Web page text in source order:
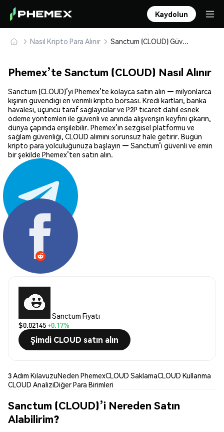
Kaydolun
Nasıl Kripto Para Alınır Sanctum (CLOUD) Güvenle Satın Alın ve Saklayın
Phemex’te Sanctum (CLOUD) Nasıl Alınır
Sanctum (CLOUD)’yi Phemex’te kolayca satın alın — milyonlarca
kişinin güvendiği en verimli kripto borsası. Kredi kartları, banka
havalesi, üçüncü taraf sağlayıcılar ve P2P ticaret dahil esnek
ödeme yöntemleri ile güvenli ve anında alışverişin keyfini çıkarın,
dünya çapında erişilebilir. Phemex’in sezgisel platformu ve
sağlam güvenliği, CLOUD alımını sorunsuz hale getirir. Bugün
kripto para yolculuğunuza başlayın — Sanctum’i güvenli ve emin
bir şekilde Phemex’ten satın alın.
Paylaş:
Sanctum Fiyatı
$0.02145+0.17%
Şimdi CLOUD satın alın
3 Adım KılavuzuNeden PhemexCLOUD SaklamaCLOUD Kullanma
CLOUD AnaliziDiğer Para Birimleri
Sanctum (CLOUD)’i Nereden Satın
Alabilirim?